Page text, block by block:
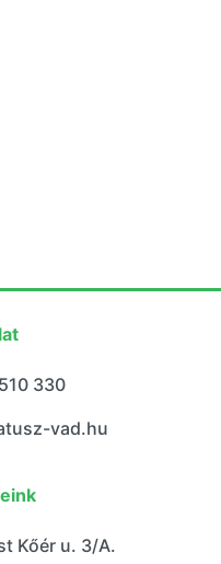
330
vad.hu
Kőér u. 3/A.